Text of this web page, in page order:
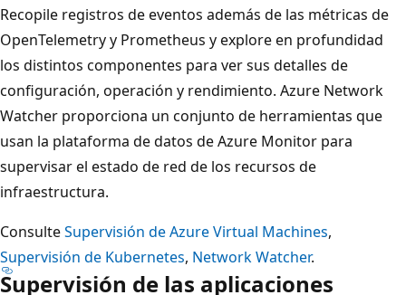
Recopile registros de eventos además de las métricas de
OpenTelemetry y Prometheus y explore en profundidad
los distintos componentes para ver sus detalles de
configuración, operación y rendimiento. Azure Network
Watcher proporciona un conjunto de herramientas que
usan la plataforma de datos de Azure Monitor para
supervisar el estado de red de los recursos de
infraestructura.
ConsulteSupervisión de Azure Virtual Machines,
Supervisión de Kubernetes, Network Watcher.
Supervisión de las aplicaciones